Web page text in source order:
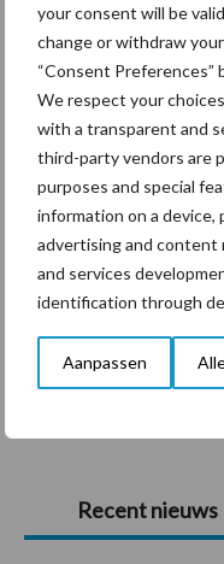
your consent will be
change or withdraw
“Consent
We respect your
with a transparent and
third-party vendors are
purposes and special
information on a device,
advertising and content
and services
identification through
Aanpassen
Primaire
Sidebar
Recent nieuws
Themapagina's
Diergezondheid
Mastitis